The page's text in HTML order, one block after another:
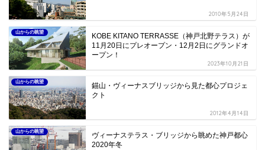
2010年5月24日
山からの眺望
KOBE KITANO TERRASSE（神戸北野テラス）が
11月20日にプレオープン・12月2日にグランドオ
ープン！
2023年10月21日
山からの眺望
錨山・ヴィーナスブリッジから見た都心プロジェ
クト
2012年4月14日
山からの眺望
ヴィーナステラス・ブリッジから眺めた神戸都心
2020年冬